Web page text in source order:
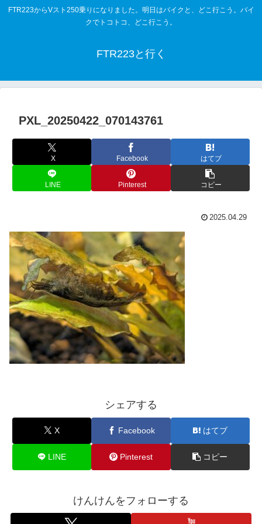
FTR223からVスト250乗りになりました。明日はバイクと、どこ行こう。バイ
クでトコトコ、どこ行こう。
FTR223と行く
PXL_20250422_070143761
X Facebook はてブ
LINE Pinterest コピー
2025.04.29
シェアする
X Facebook はてブ
LINE Pinterest コピー
けんけんをフォローする